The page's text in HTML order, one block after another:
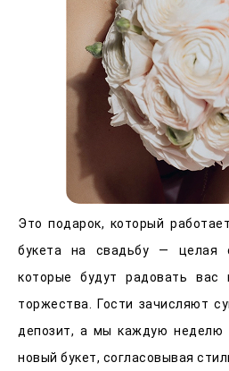
Это подарок, который
букета на свадьбу — целая
которые будут радовать
торжества. Гости зачисляют
депозит, а мы каждую неделю
новый букет, согласовывая